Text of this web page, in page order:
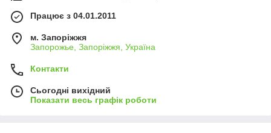
Працює з 04.01.2011
м. Запоріжжя
Запорожье, Запоріжжя, Україна
Контакти
Сьогодні вихідний
Показати весь графік роботи